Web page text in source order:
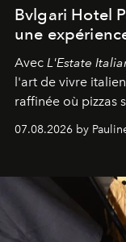
Bvlgari Hotel
une
Avec L'Estate
l'art de vivre
raffinée où pizzas
d'exception
07.08.2026 by